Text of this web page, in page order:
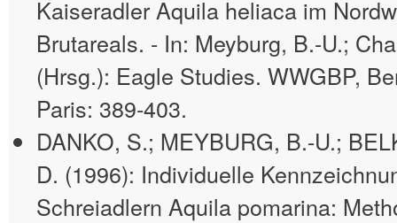
Kaiseradler Aquila heliaca im
Brutareals. - In: Meyburg, B.-U.;
(Hrsg.): Eagle Studies. WWGBP,
Paris: 389-403.
DANKO, S.; MEYBURG, B.-U.;
D. (1996): Individuelle
Schreiadlern Aquila pomarina: